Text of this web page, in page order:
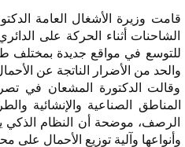
قامت وزيرة الأشغال العامة
الشاحنات أثناء الحركة على
للتوسع في مواقع جديدة بمختلف
والحد من الأضرار الناتجة عن
وقالت الدكتورة المشعان في
المناطق الصناعية والإنشائية
الرصف، موضحة أن النظام الذكي
وأنواعها وآلية توزيع الأحمال على